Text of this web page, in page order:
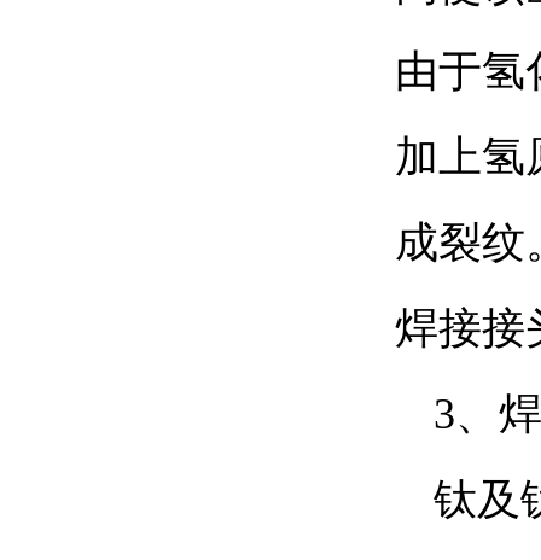
由于氢
加上氢
成裂纹
焊接接
3、
钛及